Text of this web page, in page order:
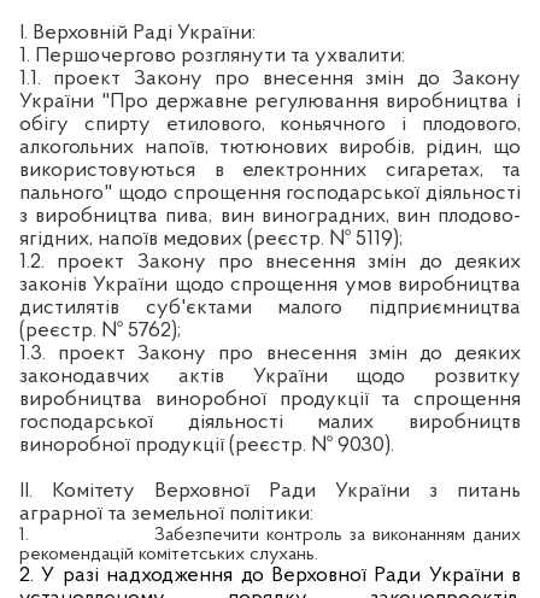
І. Верховній Раді України:
1. Першочергово розглянути та ухвалити:
1.1. проект Закону про внесення змін до Закону
України "Про державне регулювання виробництва і
обігу спирту етилового, коньячного і плодового,
алкогольних напоїв, тютюнових виробів, рідин, що
використовуються в електронних сигаретах, та
пального" щодо спрощення господарської діяльності
з виробництва пива, вин виноградних, вин плодово-
ягідних, напоїв медових (реєстр. № 5119);
1.2. проект Закону про внесення змін до деяких
законів України щодо спрощення умов виробництва
дистилятів суб'єктами малого підприємництва
(реєстр. № 5762);
1.3. проект Закону про внесення змін до деяких
законодавчих актів України щодо розвитку
виробництва виноробної продукції та спрощення
господарської діяльності малих виробництв
виноробної продукції (реєстр. № 9030).
ІІ. Комітету Верховної Ради України з питань
аграрної та земельної політики:
1.
Забезпечити контроль за виконанням даних
рекомендацій комітетських слухань.
2. У разі надходження до Верховної Ради України в